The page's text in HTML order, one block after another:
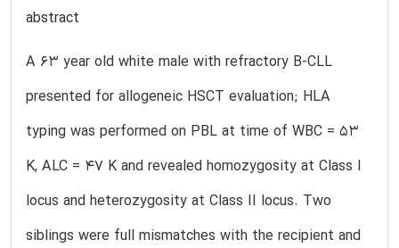
abstract
A 63 year old white male with refractory B-CLL
presented for allogeneic HSCT evaluation; HLA
typing was performed on PBL at time of WBC = 53
K, ALC = 47 K and revealed homozygosity at Class I
locus and heterozygosity at Class II locus. Two
siblings were full mismatches with the recipient and